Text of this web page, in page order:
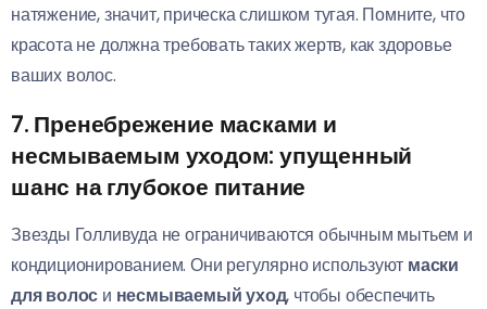
натяжение, значит, прическа слишком тугая. Помните, что
красота не должна требовать таких жертв, как здоровье
ваших волос.
7. Пренебрежение масками и
несмываемым уходом: упущенный
шанс на глубокое питание
Звезды Голливуда не ограничиваются обычным мытьем и
кондиционированием. Они регулярно используют маски
для волос и несмываемый уход, чтобы обеспечить